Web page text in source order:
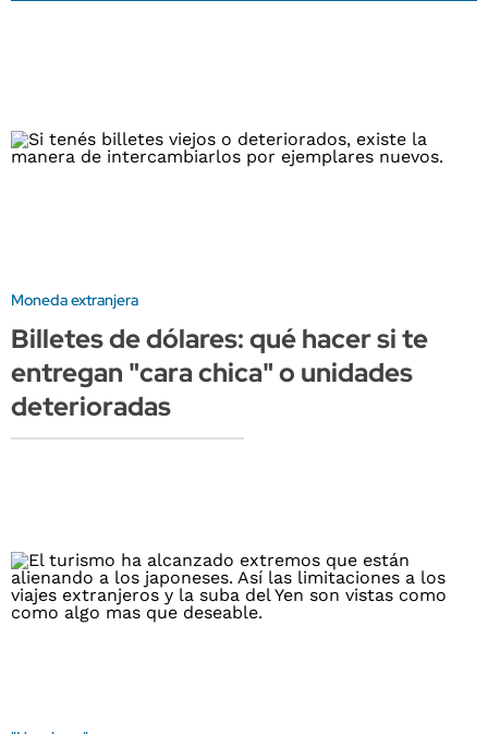
Moneda extranjera
Billetes de dólares: qué hacer si te
entregan "cara chica" o unidades
deterioradas